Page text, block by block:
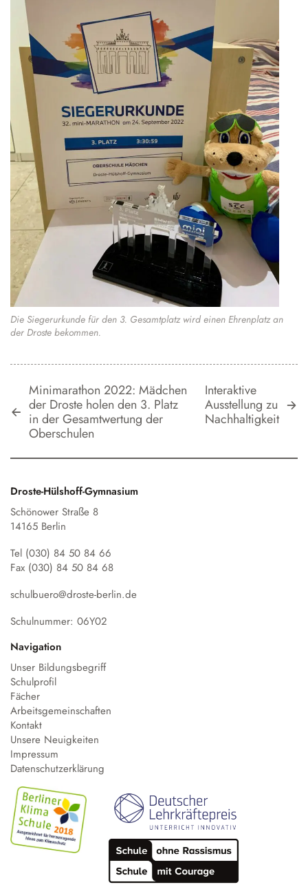
Die Siegerurkunde für den 3. Gesamtplatz wird einen Ehrenplatz an
der Droste bekommen.
Minimarathon 2022: Mädchen
der Droste holen den 3. Platz
in der Gesamtwertung der
Oberschulen
Interaktive
Ausstellung zu
Nachhaltigkeit
Droste-Hülshoff-Gymnasium
Schönower Straße 8
14165 Berlin
Tel (030) 84 50 84 66
Fax (030) 84 50 84 68
schulbuero@droste-berlin.de
Schulnummer: 06Y02
Navigation
Unser Bildungsbegriff
Schulprofil
Fächer
Arbeitsgemeinschaften
Kontakt
Unsere Neuigkeiten
Impressum
Datenschutzerklärung